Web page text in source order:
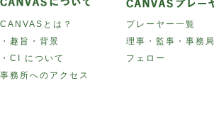
CANVASとは？
・趣旨・背景
・CI について
事務所へのアクセス
プレーヤー一覧
理事・監事・事務局
フェロー